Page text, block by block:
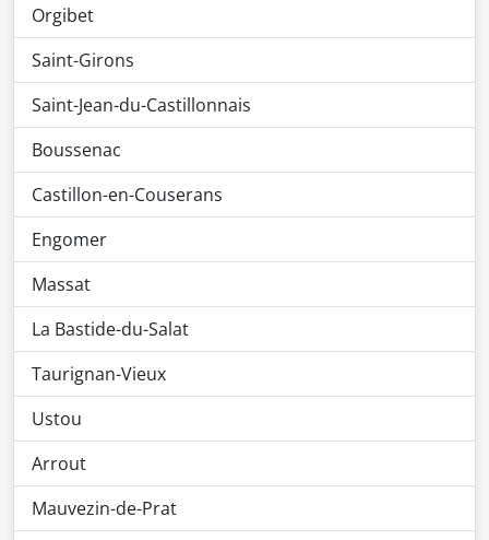
Orgibet
Saint-Girons
Saint-Jean-du-Castillonnais
Boussenac
Castillon-en-Couserans
Engomer
Massat
La Bastide-du-Salat
Taurignan-Vieux
Ustou
Arrout
Mauvezin-de-Prat